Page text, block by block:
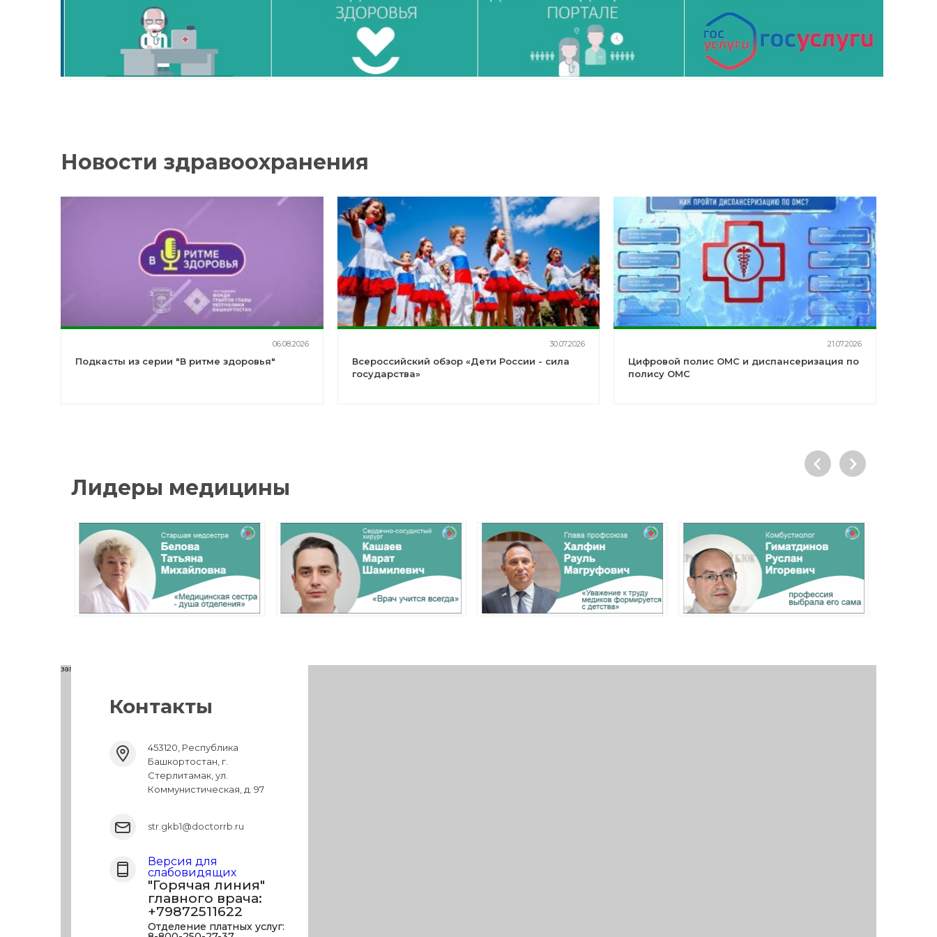
Новости здравоохранения
06.08.2026
Подкасты из серии "В ритме здоровья"
30.07.2026
Всероссийский обзор «Дети России - сила
государства»
21.07.2026
Цифровой полис ОМС и диспансеризация по
полису ОМС
Лидеры медицины
загрузка карты...
Контакты
453120, Республика
Башкортостан, г.
Стерлитамак, ул.
Коммунистическая, д. 97
str.gkb1@doctorrb.ru
Версия для
слабовидящих
"Горячая линия"
главного врача:
+79872511622
Отделение платных услуг: